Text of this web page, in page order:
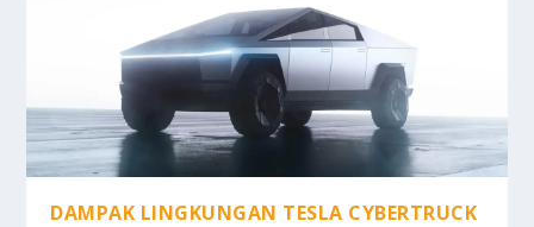
DAMPAK LINGKUNGAN TESLA CYBERTRUCK